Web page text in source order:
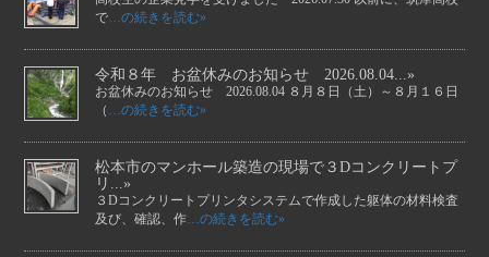
で…の続きを読む»
令和８年 お盆休みのお知らせ 2026.08.04...»
お盆休みのお知らせ 2026.08.04 ８月８日（土）～８月１６日
（ …の続きを読む»
松本市のマンホール築造の現場で３Dコンクリートプ
リ...»
３Dコンクリートプリンタシステムで作成した躯体の材料検査
及び、確認、作…の続きを読む»